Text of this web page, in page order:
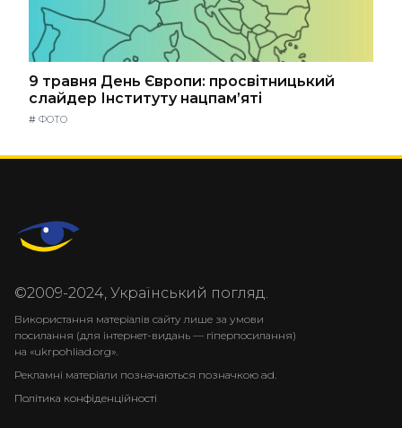
9 травня День Європи: просвітницький
слайдер Інституту нацпам’яті
# ФОТО
©2009-2024, Український погляд.
Використання матеріалів сайту лише за умови
посилання (для інтернет-видань — гіперпосилання)
на «ukrpohliad.org».
Рекламні матеріали позначаються позначкою ad.
Політика конфіденційності